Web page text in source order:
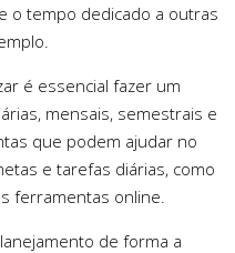
o tempo dedicado a outras
é essencial fazer um
mensais, semestrais e
que podem ajudar no
e tarefas diárias, como
ferramentas online.
de forma a